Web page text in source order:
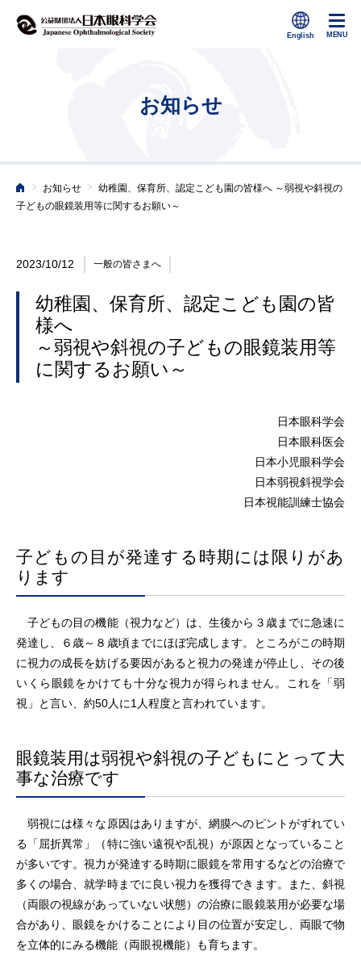
お知らせ
ホーム
> お知らせ > 幼稚園、保育所、認定こども園の皆様へ ～弱視や斜視の
子どもの眼鏡装用等に関するお願い～
2023/10/12 一般の皆さまへ
幼稚園、保育所、認定こども園の皆
様へ
～弱視や斜視の子どもの眼鏡装用等
に関するお願い～
日本眼科学会
日本眼科医会
日本小児眼科学会
日本弱視斜視学会
日本視能訓練士協会
子どもの目が発達する時期には限りがあ
ります
子どもの目の機能（視力など）は、生後から３歳までに急速に
発達し、６歳～８歳頃までにほぼ完成します。ところがこの時期
に視力の成長を妨げる要因があると視力の発達が停止し、その後
いくら眼鏡をかけても十分な視力が得られません。これを「弱
視」と言い、約50人に1人程度と言われています。
眼鏡装用は弱視や斜視の子どもにとって大
事な治療です
弱視には様々な原因はありますが、網膜へのピントがずれてい
る「屈折異常」（特に強い遠視や乱視）が原因となっていること
が多いです。視力が発達する時期に眼鏡を常用するなどの治療で
多くの場合、就学時までに良い視力を獲得できます。また、斜視
（両眼の視線があっていない状態）の治療に眼鏡装用が必要な場
合があり、眼鏡をかけることにより目の位置が安定し、両眼で物
を立体的にみる機能（両眼視機能）も育ちます。